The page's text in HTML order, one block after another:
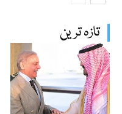
تازہ ترین